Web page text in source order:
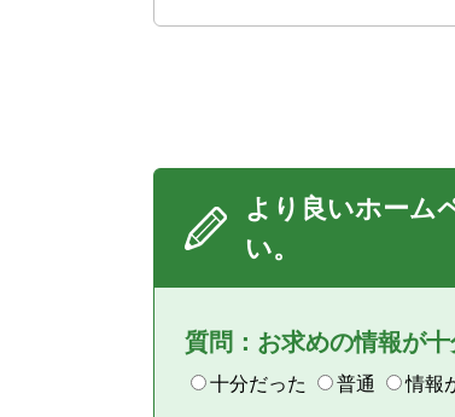
より良いホーム
い。
質問：お求めの情報が
十分だった 普通 情報